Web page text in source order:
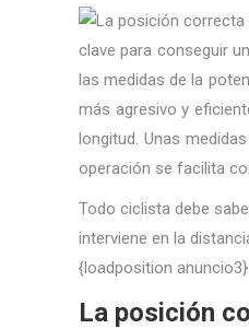
clave para conseguir
las medidas de la
más agresivo y
longitud. Unas
operación se facilita
Todo ciclista debe
interviene en la
{loadposition anuncio3}
La posición